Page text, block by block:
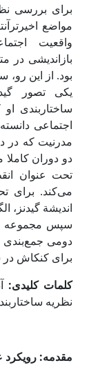
برای بررسی
مواضع
واقعیت
بازاندیشی در
بود. از این
یکی تصور
ساختاربندی
اجتماعی
مدرنیت که در
دو دوران
تحت عنوان
می‌کند. برای
اندیشة گیدنز،
سپس مجموعه
دومی جمع‌بندی
برای کنکاش
کلمات کلیدی:
نظریه
مقدمه: رویکرد